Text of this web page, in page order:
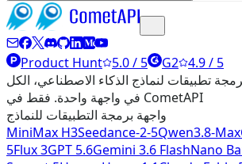
Product Hunt 5.0 / 5 G2 4.9 / 5
واجهة برمجة تطبيقات لنماذج الذكاء الاصطناعي، الكل
في واجهة واحدة. فقط في CometAPI
واجهة برمجة التطبيقات للنماذج
MiniMax H3Seedance-2-5Qwen3.8-Max
5Flux 3GPT 5.6Gemini 3.6 FlashNano